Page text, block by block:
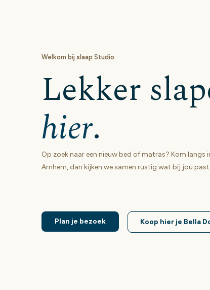
Welkom bij slaap Studio
Lekker
hier.
Op zoek naar een nieuw bed of matras? Kom langs
Arnhem, dan kijken we samen rustig wat bij jou
Plan je bezoek Koop hier je Bella